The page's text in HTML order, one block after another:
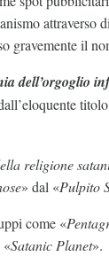
attraverso
gravemente il
dell’orgoglio
titolo
religione
» dal «Pulpito
come «
«Satanic Planet».